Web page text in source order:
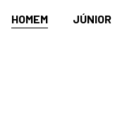
HOMEM JÚNIOR